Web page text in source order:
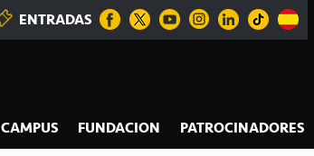
ENTRADAS
CAMPUS FUNDACION
PATROCINADORES